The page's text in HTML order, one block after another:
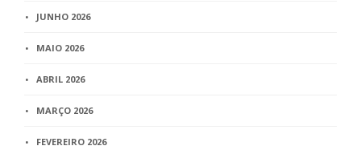
JUNHO 2026
MAIO 2026
ABRIL 2026
MARÇO 2026
FEVEREIRO 2026